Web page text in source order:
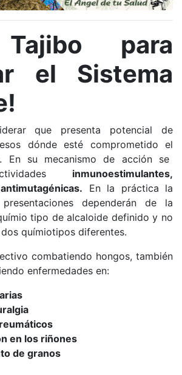
para
el Sistema
que presenta potencial de
dónde esté comprometido el
. En su mecanismo de acción se
inmunoestimulantes,
En la práctica la
dependerán de la
tipo de alcaloide definido y no
químiotipos diferentes.
combatiendo hongos, también
enfermedades en:
en los riñones
de granos